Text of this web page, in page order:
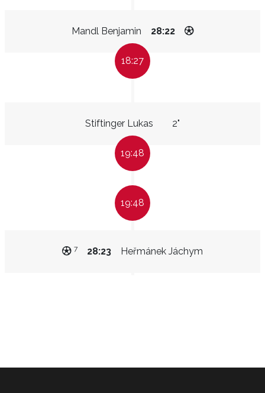
Mandl Benjamin 28:22
18:27
Stiftinger Lukas 2"
19:48
19:48
Heřmánek Jáchym
28:23
7